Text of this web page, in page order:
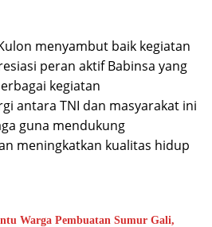
menyambut baik kegiatan
peran aktif Babinsa yang
kegiatan
antara TNI dan masyarakat ini
guna mendukung
meningkatkan kualitas hidup
Warga Pembuatan Sumur Gali,